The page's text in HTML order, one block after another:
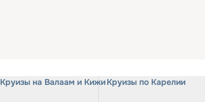
Круизы на Валаам и КижиКруизы по Карелии